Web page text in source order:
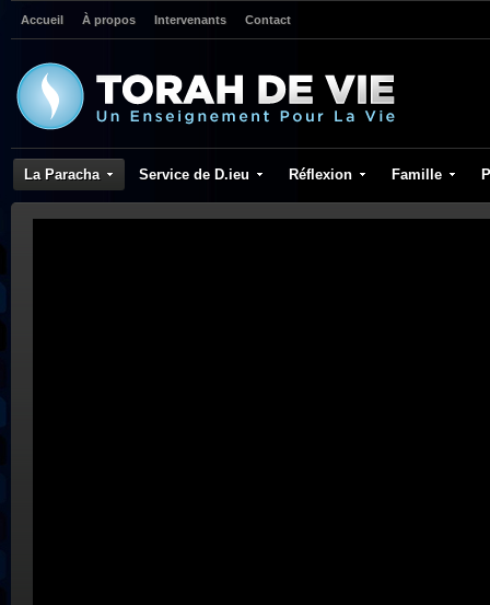
Accueil À propos Intervenants Contact
La Paracha Service de D.ieu Réflexion Famille